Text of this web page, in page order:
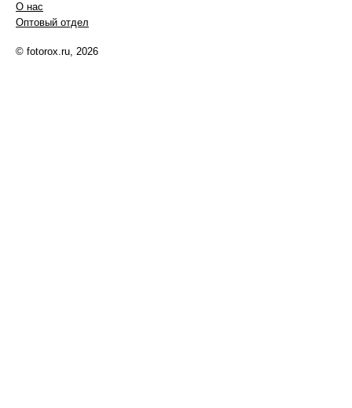
О нас
Оптовый отдел
© fotorox.ru, 2026